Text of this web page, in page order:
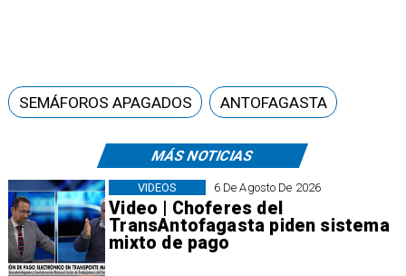
MÁS NOTICIAS
6 De Agosto De 2026
Video | Choferes del
TransAntofagasta piden sistema
mixto de pago
VIDEOS
SEMÁFOROS APAGADOS ANTOFAGASTA